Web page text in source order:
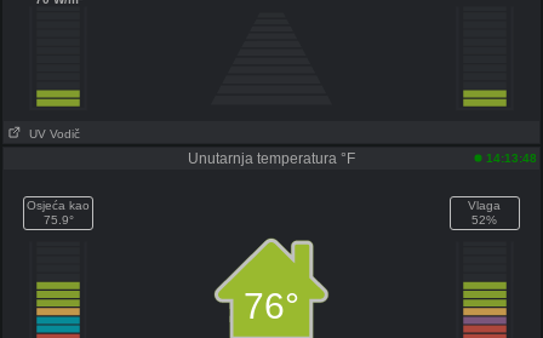
UV Vodič
Unutarnja temperatura °F 14:13:48
Osjeća kao
75.9°
76°
Vlaga
52%